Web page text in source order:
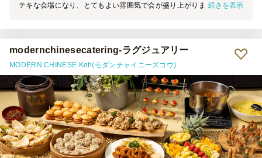
テキな会場になり、とてもよい雰囲気で会が盛り上がりました。 常
続きを表示
modernchinesecatering-ラグジュアリー
MODERN CHINESE Koh(モダンチャイニーズコウ)